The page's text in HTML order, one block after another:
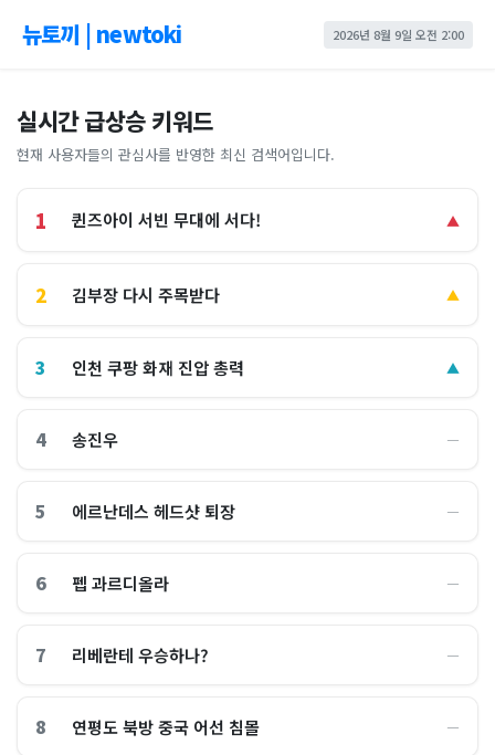
뉴토끼 | newtoki 2026년 8월 9일 오전 2:00
실시간 급상승 키워드
현재 사용자들의 관심사를 반영한 최신 검색어입니다.
1 퀸즈아이 서빈 무대에 서다! ▲
2 김부장 다시 주목받다 ▲
3 인천 쿠팡 화재 진압 총력 ▲
4 송진우 ―
5 에르난데스 헤드샷 퇴장 ―
6 펩 과르디올라 ―
7 리베란테 우승하나? ―
8 연평도 북방 중국 어선 침몰 ―